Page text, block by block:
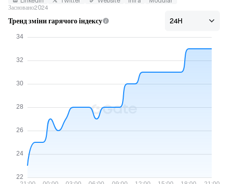
Засновано2024
Тренд зміни гарячого індексу